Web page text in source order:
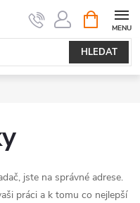
HLEDAT
NÁKUPNÍ
KOŠÍK
jste na správné adrese.
práci a k tomu co nejlepší